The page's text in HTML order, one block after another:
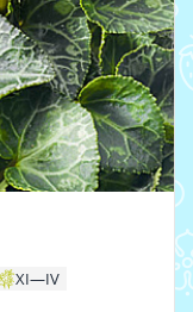
XI—IV